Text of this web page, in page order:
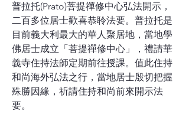
普拉托(Prato)菩提禪修中心弘法開示，
二百多位居士歡喜恭聆法要。普拉托是
目前義大利最大的華人聚居地，當地學
佛居士成立「菩提禪修中心」，禮請華
義寺住持法師定期前往授課。值此住持
和尚海外弘法之行，當地居士殷切把握
殊勝因緣，祈請住持和尚前來開示法
要。